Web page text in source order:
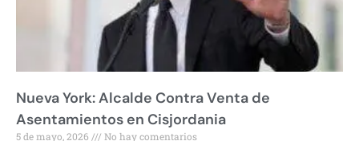
Nueva York: Alcalde Contra Venta de
Asentamientos en Cisjordania
5 de mayo, 2026 No hay comentarios